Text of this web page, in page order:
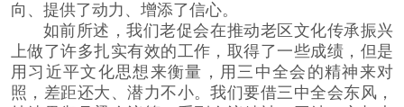
向、提供了动力、增添了信心。
如前所述，我们老促会在推动老区文化传承振兴
上做了许多扎实有效的工作，取得了一些成绩，但是
用习近平文化思想来衡量，用三中全会的精神来对
照，差距还大、潜力不小。我们要借三中全会东风，